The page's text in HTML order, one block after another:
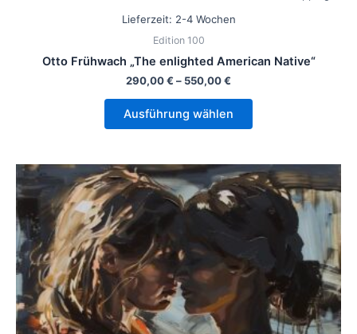
Lieferzeit: 2-4 Wochen
Edition 100
Otto Frühwach „The enlighted American Native“
290,00€ – 550,00€
Ausführung wählen
Dieses
Produkt
weist
Varianten
auf.
Die
Optionen
können